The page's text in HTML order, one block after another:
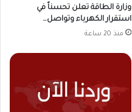
وزارة الطاقة تعلن تحسناً في
استقرار الكهرباء وتواصل…
منذ 20 ساعة